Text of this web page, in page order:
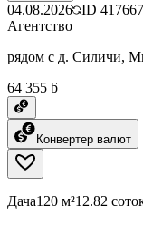
04.08.2026 ID
Агентство
рядом с д. Силичи,
64 355 ƃ
Конвертер валют
Дача120 м²12.82